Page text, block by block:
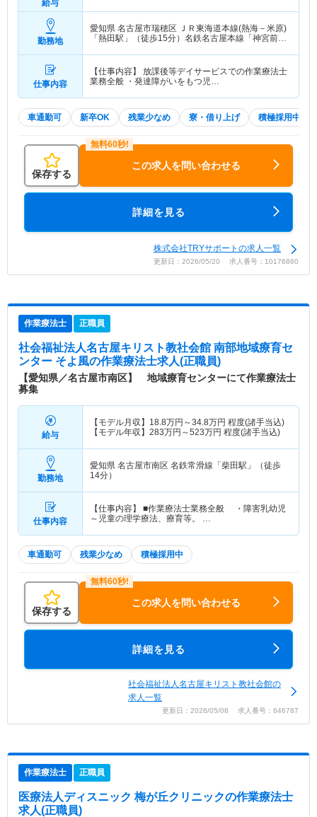
給与
勤務地
愛知県 名古屋市瑞穂区 ＪＲ東海道本線(熱海－米原)
「熱田駅」（徒歩15分）名鉄名古屋本線「神宮前
仕事内容
【仕事内容】 放課後等デイサービスでの作業療法士
業務全般 ・発達障がいをもつ児…
車通勤可 新卒OK 残業少なめ 寮・借り上げ 積極採用中
保存する
この求人を問い合わせる
詳細を見る
株式会社TRYサポートの求人一覧
更新日：2026/05/20 求人番号：10176860
作業療法士 正職員
社会福祉法人名古屋キリスト教社会館 南部地域療育セ
ンター そよ風の作業療法士求人(正職員)
【愛知県／名古屋市南区】 地域療育センターにて作業療法士
募集
給与
【モデル月収】 18.8万円～34.8万円 程度(諸手当込)
【モデル年収】 283万円～523万円 程度(諸手当込)
勤務地
愛知県 名古屋市南区 名鉄常滑線「柴田駅」（徒歩
14分）
仕事内容
【仕事内容】 ■作業療法士業務全般 ・障害乳幼児
～児童の理学療法、療育等。 …
車通勤可 残業少なめ 積極採用中
保存する
この求人を問い合わせる
詳細を見る
社会福祉法人名古屋キリスト教社会館の
求人一覧
更新日：2026/05/08 求人番号：646787
作業療法士 正職員
医療法人ディスニック 梅が丘クリニックの作業療法士
求人(正職員)